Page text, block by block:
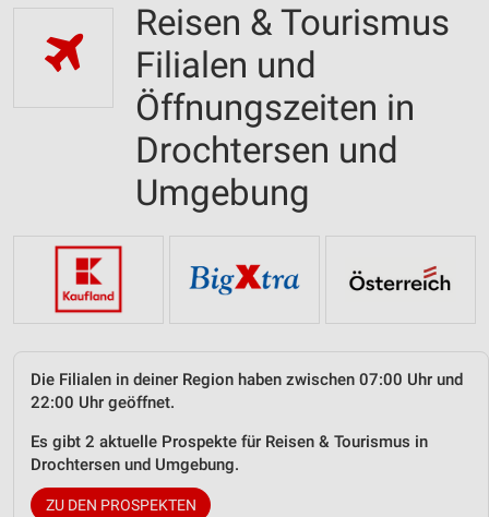
Reisen & Tourismus
Filialen und
Öffnungszeiten in
Drochtersen und
Umgebung
Die Filialen in deiner Region haben zwischen 07:00 Uhr und
22:00 Uhr geöffnet.
Es gibt 2 aktuelle Prospekte für Reisen & Tourismus in
Drochtersen und Umgebung.
ZU DEN PROSPEKTEN